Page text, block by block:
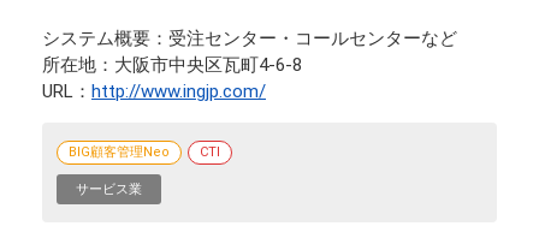
システム概要
受注センター・コールセンターなど
所在地
大阪市中央区瓦町4-6-8
URL
http://www.ingjp.com/
BIG顧客管理Neo CTI
サービス業